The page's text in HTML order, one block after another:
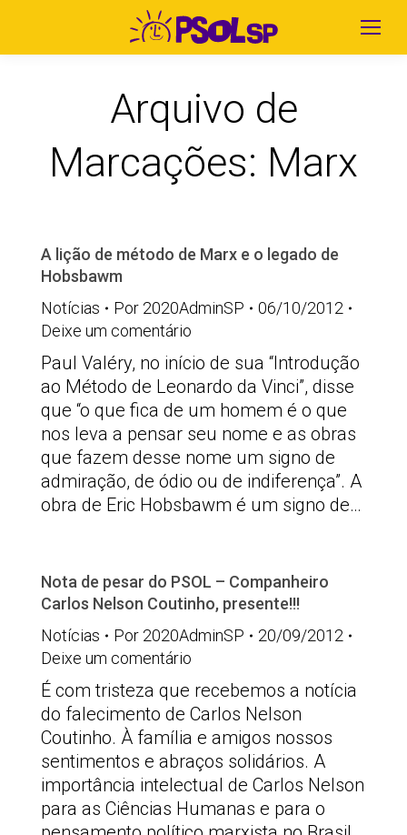
Arquivo de
Marcações: Marx
A lição de método de Marx e o legado de
Hobsbawm
Notícias
Por 2020AdminSP
06/10/2012
Deixe um comentário
Paul Valéry, no início de sua “Introdução
ao Método de Leonardo da Vinci”, disse
que “o que fica de um homem é o que
nos leva a pensar seu nome e as obras
que fazem desse nome um signo de
admiração, de ódio ou de indiferença”. A
obra de Eric Hobsbawm é um signo de…
Nota de pesar do PSOL – Companheiro
Carlos Nelson Coutinho, presente!!!
Notícias
Por 2020AdminSP
20/09/2012
Deixe um comentário
É com tristeza que recebemos a notícia
do falecimento de Carlos Nelson
Coutinho. À família e amigos nossos
sentimentos e abraços solidários. A
importância intelectual de Carlos Nelson
para as Ciências Humanas e para o